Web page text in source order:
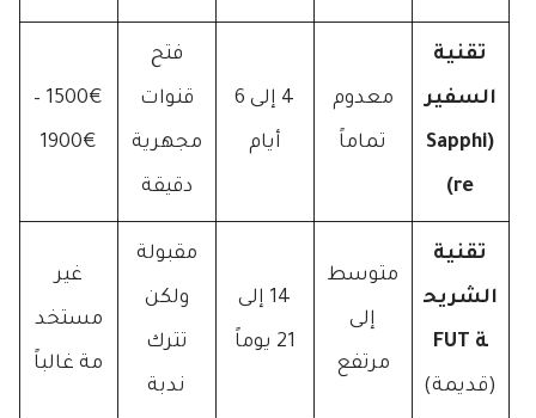
تقنية
السفير
(Sapphi
re)
معدوم
تماماً
4 إلى 6
أيام
فتح
قنوات
مجهرية
دقيقة
1500€ –
1900€
تقنية
الشريح
ة FUT
(قديمة)
متوسط
إلى
مرتفع
14 إلى
21 يوماً
مقبولة
ولكن
تترك
ندبة
غير
مستخد
مة غالباً